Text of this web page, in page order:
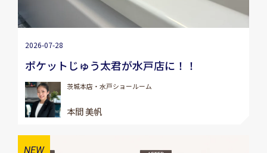
2026-07-28
ポケットじゅう太君が水戸店に！！
茨城本店・水戸ショールーム
本間 美帆